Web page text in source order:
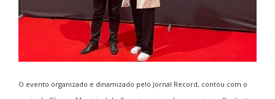
O evento organizado e dinamizado pelo Jornal Record, contou com o